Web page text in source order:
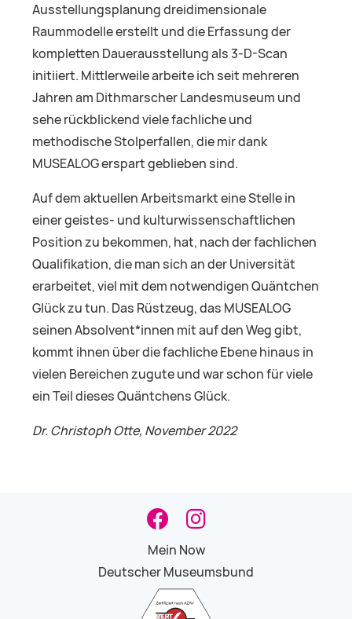
Ausstellungsplanung dreidimensionale
Raummodelle erstellt und die Erfassung der
kompletten Dauerausstellung als 3-D-Scan
initiiert. Mittlerweile arbeite ich seit mehreren
Jahren am Dithmarscher Landesmuseum und
sehe rückblickend viele fachliche und
methodische Stolperfallen, die mir dank
MUSEALOG erspart geblieben sind.
Auf dem aktuellen Arbeitsmarkt eine Stelle in
einer geistes- und kulturwissenschaftlichen
Position zu bekommen, hat, nach der fachlichen
Qualifikation, die man sich an der Universität
erarbeitet, viel mit dem notwendigen Quäntchen
Glück zu tun. Das Rüstzeug, das MUSEALOG
seinen Absolvent*innen mit auf den Weg gibt,
kommt ihnen über die fachliche Ebene hinaus in
vielen Bereichen zugute und war schon für viele
ein Teil dieses Quäntchens Glück.
Dr. Christoph Otte, November 2022
Mein Now
Deutscher Museumsbund